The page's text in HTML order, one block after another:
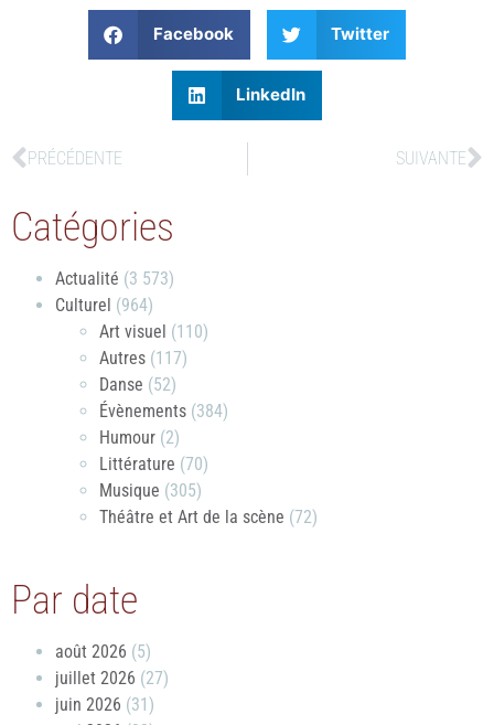
Facebook Twitter
LinkedIn
PRÉCÉDENTE SUIVANTE
Catégories
Actualité (3 573)
Culturel (964)
Art visuel (110)
Autres (117)
Danse (52)
Évènements (384)
Humour (2)
Littérature (70)
Musique (305)
Théâtre et Art de la scène (72)
Par date
août 2026 (5)
juillet 2026 (27)
juin 2026 (31)